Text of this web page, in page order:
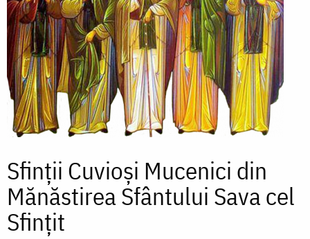
Sfinții Cuvioși Mucenici din
Mănăstirea Sfântului Sava cel
Sfințit